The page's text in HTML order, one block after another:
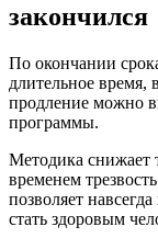
закончился
По окончании
длительное
продление можно
программы.
Методика снижает
временем
позволяет
стать здоровым